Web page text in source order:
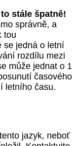
stále špatně!
správně, a
tou
se jedná o letní
rozdílu mezi
může jednat o 1
časového
letního času.
jazyk, neboť